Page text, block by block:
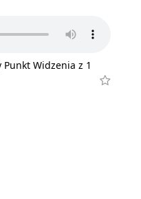
Punkt Widzenia z 1